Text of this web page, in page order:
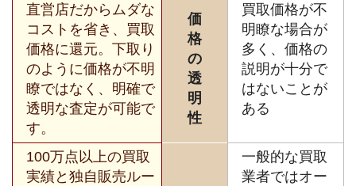
直営店だからムダな
コストを省き、買取
価格に還元。下取り
のように価格が不明
瞭ではなく、明確で
透明な査定が可能で
す。
価
格
の
透
明
性
買取価格が不
明瞭な場合が
多く、価格の
説明が十分で
はないことが
ある
100万点以上の買取
実績と独自販売ルー
一般的な買取
業者ではオー